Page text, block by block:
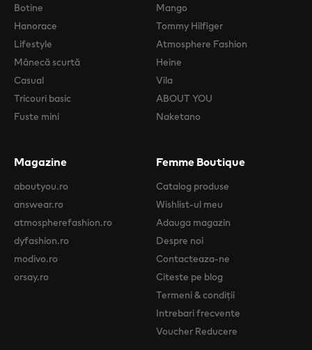
Botine
Hanorace
Lifestyle
Mânecă scurtă
Casual
Tricouri basic
Fuste mini
Mango
Tommy Hilfiger
Atmosphere Fashion
Heine
Vila
ABOUT YOU
Naketano
Magazine
aboutyou.ro
answear.ro
atmospherefashion.ro
dyfashion.ro
modivo.ro
orsay.ro
Femme Boutique
Catalog produse
Wishlist-ul meu
Adauga magazin
Despre noi
Contacteaza-ne
Citeste pe blog
Termeni & condiții
Intrebari frecvente
Voucher Reducere